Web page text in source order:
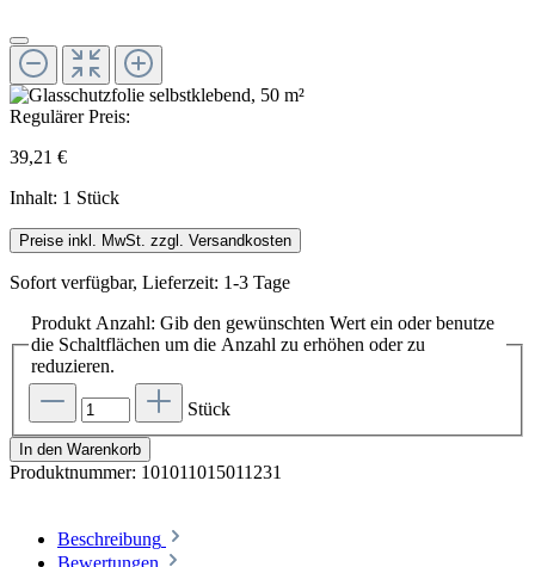
Regulärer Preis:
39,21 €
Inhalt: 1 Stück
Preise inkl. MwSt. zzgl. Versandkosten
Sofort verfügbar, Lieferzeit: 1-3 Tage
Produkt Anzahl: Gib den gewünschten Wert ein oder benutze
die Schaltflächen um die Anzahl zu erhöhen oder zu
reduzieren.
Stück
In den Warenkorb
Produktnummer: 101011015011231
Beschreibung